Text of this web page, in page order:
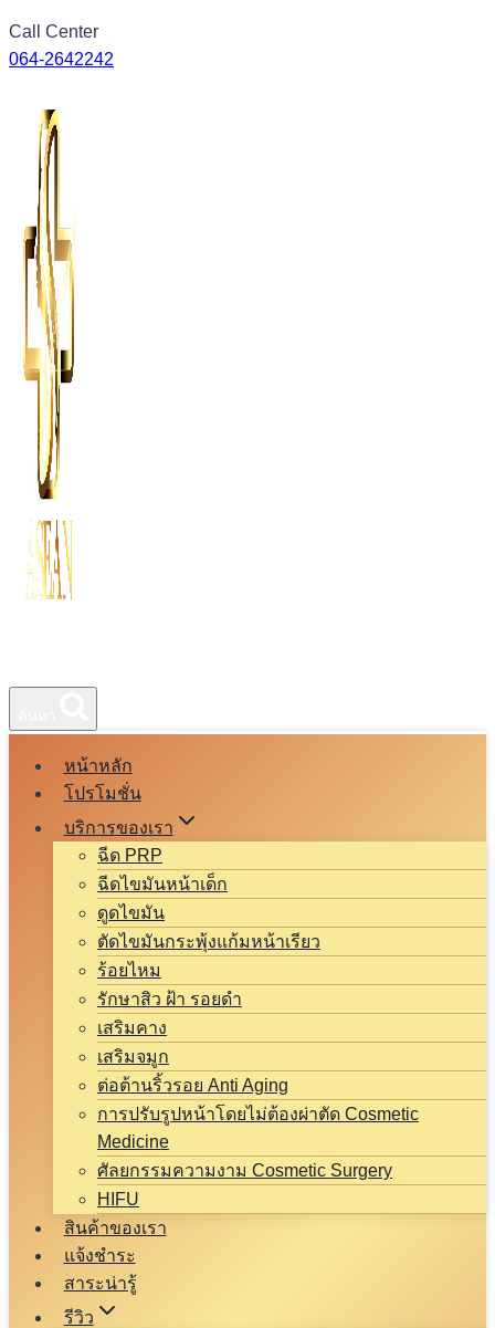
Skip
to
Call Center
064-2642242
หน้าหลัก
โปรโมชั่น
บริการของเรา
ฉีด PRP
ฉีดไขมันหน้าเด็ก
ดูดไขมัน
ตัดไขมันกระพุ้งแก้มหน้าเรียว
ร้อยไหม
รักษาสิว ฝ้า รอยดำ
เสริมคาง
เสริมจมูก
ต่อต้านริ้วรอย Anti Aging
การปรับรูปหน้าโดยไม่ต้องผ่าตัด Cosmetic
Medicine
ศัลยกรรมความงาม Cosmetic Surgery
HIFU
สินค้าของเรา
แจ้งชำระ
สาระน่ารู้
รีวิว